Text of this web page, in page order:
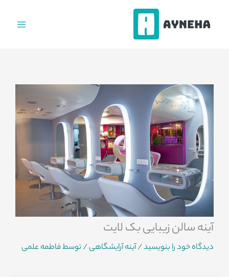
آینه سالن زیبایی بک لایت
دیدگاه‌ خود را بنویسید/آینه آرایشگاهی/ توسطفاطمه علمی